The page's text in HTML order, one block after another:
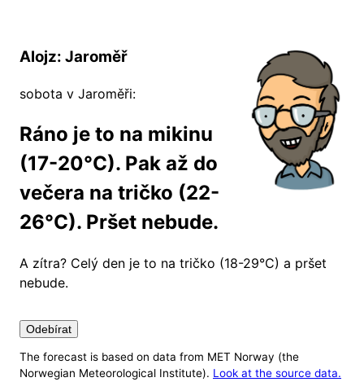
Alojz: Jaroměř
sobota v Jaroměři:
Ráno je to na mikinu
(17-20°C). Pak až do
večera na tričko (22-
26°C). Pršet nebude.
A zítra? Celý den je to na tričko (18-29°C) a pršet
nebude.
Odebírat
Nastavení
The forecast is based on data from MET Norway (the
Norwegian Meteorological Institute). Look at the source data.